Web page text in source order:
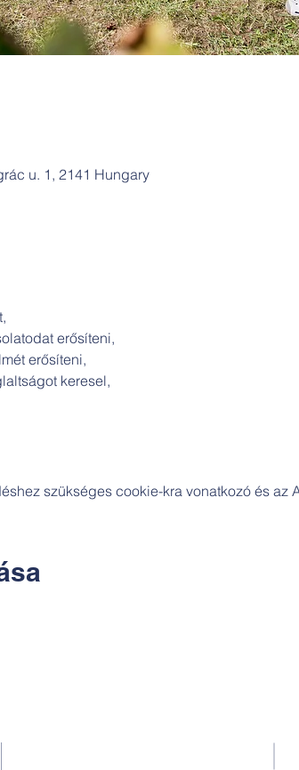
u. 1, 2141 Hungary
erősíteni,
erősíteni,
keresel,
szükséges cookie-kra vonatkozó és az